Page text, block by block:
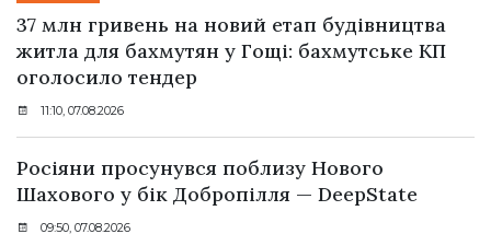
37 млн гривень на новий етап будівництва
житла для бахмутян у Гощі: бахмутське КП
оголосило тендер
11:10, 07.08.2026
Росіяни просунувся поблизу Нового
Шахового у бік Добропілля — DeepState
09:50, 07.08.2026